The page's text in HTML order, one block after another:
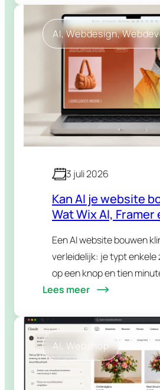
AI, Webdesign,
3 juli 2026
Kan AI je website
Wat Wix AI, Framer
Een AI website bouwen
verleidelijk: je typt enkele
op een knop en tien
staat er een complete site
wachttijden. Te mooi…
Lees meer
AI, Webshop